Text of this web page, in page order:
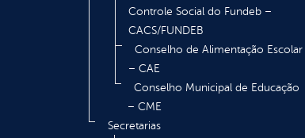
Controle Social do Fundeb –
CACS/FUNDEB
Conselho de Alimentação Escolar
– CAE
Conselho Municipal de Educação
– CME
Secretarias